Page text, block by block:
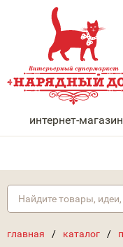
НАРЯДНЫЙ
интернет-магазин
главная / каталог /